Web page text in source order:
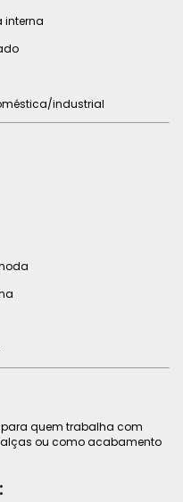
interna
industrial
quem trabalha com
alças ou como acabamento